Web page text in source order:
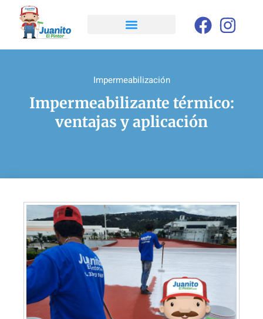
Impermeabilización
Impermeabilizante térmico:
ventajas y aplicación